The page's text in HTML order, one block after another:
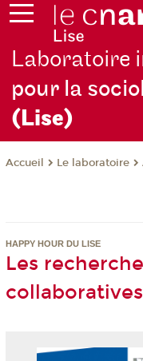
Laboratoire
pour la
(Lise)
Accueil Le laboratoire
HAPPY HOUR DU LISE
Les
collaboratives